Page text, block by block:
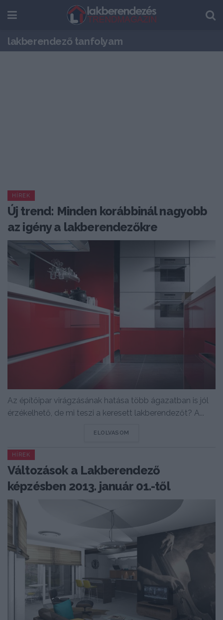
lakberendező tanfolyam
HÍREK
Új trend: Minden korábbinál nagyobb
az igény a lakberendezőkre
Az építőipar virágzásának hatása több ágazatban is jól
érzékelhető, de mi teszi a keresett lakberendezőt? A...
ELOLVASOM
HÍREK
Változások a Lakberendező
képzésben 2013. január 01.-től